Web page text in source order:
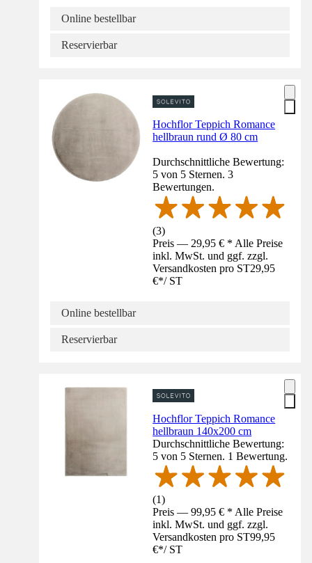
Online bestellbar
Reservierbar
Hochflor Teppich Romance
hellbraun rund Ø 80 cm
Durchschnittliche Bewertung:
5 von 5 Sternen. 3
Bewertungen.
(3)
Preis — 29,95 € * Alle Preise
inkl. MwSt. und ggf. zzgl.
Versandkosten pro ST29,95
€*/ ST
Online bestellbar
Reservierbar
Hochflor Teppich Romance
hellbraun 140x200 cm
Durchschnittliche Bewertung:
5 von 5 Sternen. 1 Bewertung.
(1)
Preis — 99,95 € * Alle Preise
inkl. MwSt. und ggf. zzgl.
Versandkosten pro ST99,95
€*/ ST